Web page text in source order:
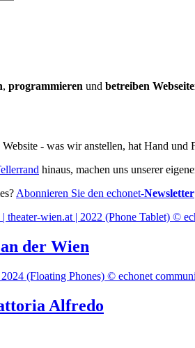
, programmieren und betreiben
- was wir anstellen, hat Hand
hinaus, machen uns unserer
Abonnieren Sie den echonet-Newsletter
der Wien
Alfredo